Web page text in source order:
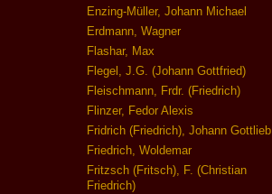
Enzing-Müller, Johann Michael
Erdmann, Wagner
Flashar, Max
Flegel, J.G. (Johann Gottfried)
Fleischmann, Frdr. (Friedrich)
Flinzer, Fedor Alexis
Fridrich (Friedrich), Johann Gottlieb
Friedrich, Woldemar
Fritzsch (Fritsch), F. (Christian
Friedrich)